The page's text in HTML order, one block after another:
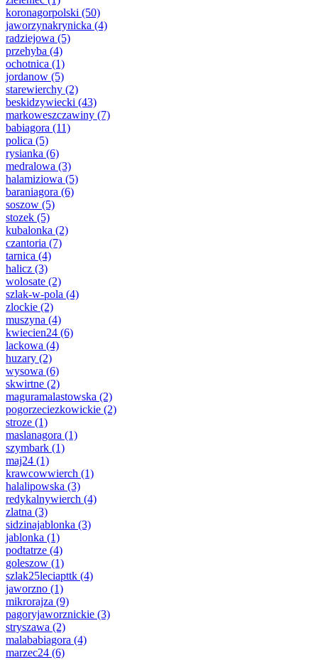
koronagorpolski (50)
jaworzynakrynicka (4)
radziejowa (5)
przehyba (4)
ochotnica (1)
jordanow (5)
starewierchy (2)
beskidzywiecki (43)
markoweszczawiny (7)
babiagora (11)
polica (5)
rysianka (6)
medralowa (3)
halamiziowa (5)
baraniagora (6)
soszow (5)
stozek (5)
kubalonka (2)
czantoria (7)
tarnica (4)
halicz (3)
wolosate (2)
szlak-w-pola (4)
zlockie (2)
muszyna (4)
kwiecien24 (6)
lackowa (4)
huzary (2)
wysowa (6)
skwirtne (2)
maguramalastowska (2)
pogorzeciezkowickie (2)
stroze (1)
maslanagora (1)
szymbark (1)
maj24 (1)
krawcowwierch (1)
halalipowska (3)
redykalnywierch (4)
zlatna (3)
sidzinajablonka (3)
jablonka (1)
podtatrze (4)
goleszow (1)
szlak25leciapttk (4)
jaworzno (1)
mikrorajza (9)
pagoryjaworznickie (3)
stryszawa (2)
malababiagora (4)
marzec24 (6)